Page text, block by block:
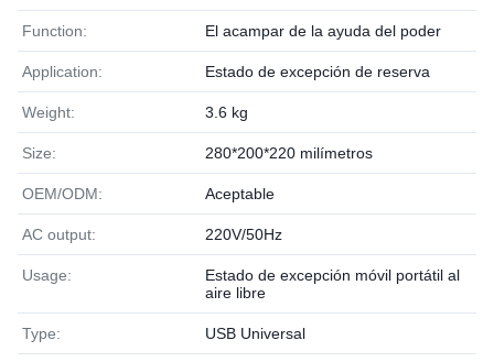
Function: El acampar de la ayuda del poder
Application: Estado de excepción de reserva
Weight: 3.6 kg
Size: 280*200*220 milímetros
OEM/ODM: Aceptable
AC output: 220V/50Hz
Usage:
Estado de excepción móvil portátil al
aire libre
Type: USB Universal